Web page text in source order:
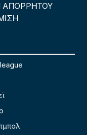
ΑΠΟΡΡΗΤΟΥ